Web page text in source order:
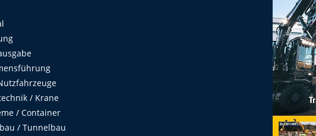
/ Krane
/ Container
/ Tunnelbau